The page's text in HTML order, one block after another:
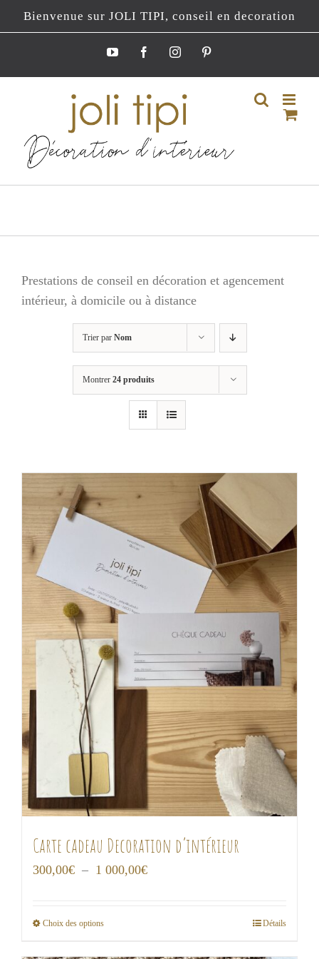
Passer
au
Bienvenue sur JOLI TIPI, conseil en decoration
YouTubeFacebookInstagramPinterest
Prestations de conseil en décoration et agencement
intérieur, à domicile ou à distance
Trier par Nom
Montrer 24 produits
Carte cadeau Decoration d’intérieur
300,00€ – 1 000,00€Plage
Choix des optionsCe
Détails